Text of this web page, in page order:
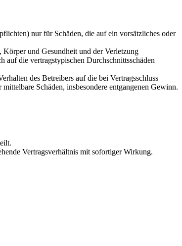
nur für Schäden, die auf ein vorsätzliches oder
Körper und Gesundheit und der Verletzung
auf die vertragstypischen Durchschnittsschäden
des Betreibers auf die bei Vertragsschluss
Schäden, insbesondere entgangenen Gewinn.
Vertragsverhältnis mit sofortiger Wirkung.